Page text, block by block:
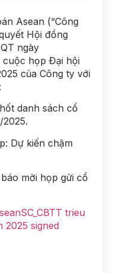
Asean (“Công
Hội đồng
ngày
cuộc họp Đại hội
của Công ty với
danh sách cổ
Dự kiến chậm
mời họp gửi cổ
trieu
2025 signed